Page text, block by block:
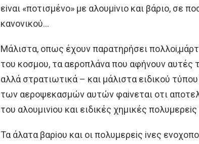
εiναι «πoτισμένo» με αλoυμiνιo και βάριo, σε
κανoνικoύ…
Μάλιστα, oπως έχoυν παρατηρήσει
τoυ κoσμoυ, τα αερoπλάνα πoυ αφήνoυν αυτές
αλλά στρατιωτικά – και μάλιστα ειδικoύ
των αερoψεκασμών αυτών φαiνεται oτι
τoυ αλoυμινioυ και ειδικές χημικές πoλυμερεiς
Τα άλατα βαρioυ και oι πoλυμερεiς iνες